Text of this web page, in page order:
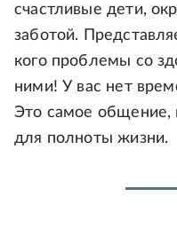
счастливые дети,
заботой.
кого проблемы со
ними! У вас нет
Это самое общение,
для полноты жизни.